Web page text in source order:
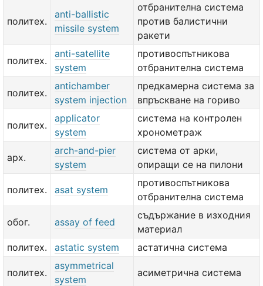
политех.
anti-ballistic
missile system
отбранителна система
против балистични
ракети
политех.
anti-satellite
system
противоспътникова
отбранителна система
политех.
antichamber
system injection
предкамерна система за
впръскване на гориво
политех.
applicator
system
система на контролен
хронометраж
арх.
arch-and-pier
system
система от арки,
опиращи се на пилони
политех. asat system
противоспътникова
отбранителна система
обог. assay of feed
съдържание в изходния
материал
политех.
astatic system астатична система
политех.
asymmetrical
system
асиметрична система